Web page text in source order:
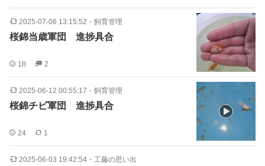
2025-07-06 13:15:52 ・ 飼育管理
桜錦当歳軍団 進捗具合
18 2
2025-06-12 00:55:17 ・ 飼育管理
桜錦チビ軍団 進捗具合
24 1
2025-06-03 19:42:54 ・ 工藤の思い出